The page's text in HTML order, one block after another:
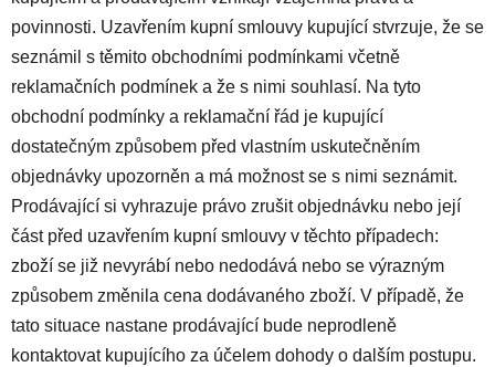
povinnosti. Uzavřením kupní smlouvy kupující stvrzuje, že se
seznámil s těmito obchodními podmínkami včetně
reklamačních podmínek a že s nimi souhlasí. Na tyto
obchodní podmínky a reklamační řád je kupující
dostatečným způsobem před vlastním uskutečněním
objednávky upozorněn a má možnost se s nimi seznámit.
Prodávající si vyhrazuje právo zrušit objednávku nebo její
část před uzavřením kupní smlouvy v těchto případech:
zboží se již nevyrábí nebo nedodává nebo se výrazným
způsobem změnila cena dodávaného zboží. V případě, že
tato situace nastane prodávající bude neprodleně
kontaktovat kupujícího za účelem dohody o dalším postupu.